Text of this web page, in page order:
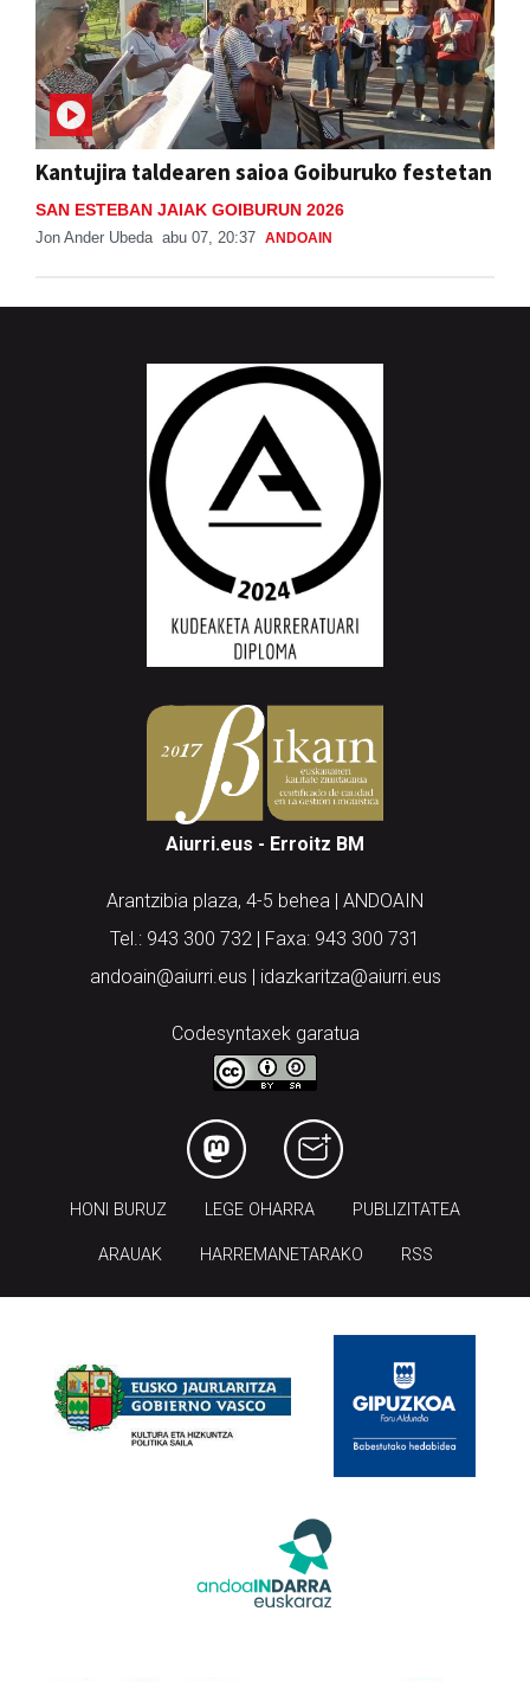
Kantujira taldearen saioa Goiburuko festetan
SAN ESTEBAN JAIAK GOIBURUN 2026
Jon Ander Ubeda abu 07, 20:37 ANDOAIN
Aiurri.eus - Erroitz BM
Arantzibia plaza, 4-5 behea | ANDOAIN
Tel.: 943 300 732 | Faxa: 943 300 731
andoain@aiurri.eus | idazkaritza@aiurri.eus
Codesyntaxek garatua
HONI BURUZ LEGE OHARRA PUBLIZITATEA
ARAUAK HARREMANETARAKO RSS